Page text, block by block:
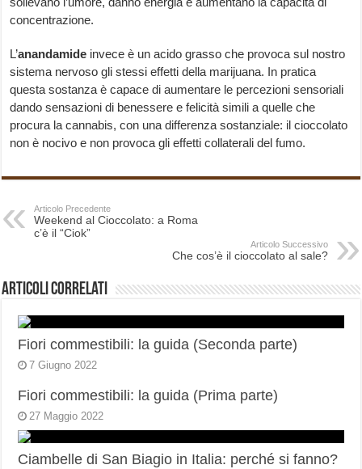
concentrazione.
L’anandamide invece è un acido grasso che provoca sul nostro
sistema nervoso gli stessi effetti della marijuana. In pratica
questa sostanza è capace di aumentare le percezioni sensoriali
dando sensazioni di benessere e felicità simili a quelle che
procura la cannabis, con una differenza sostanziale: il cioccolato
non è nocivo e non provoca gli effetti collaterali del fumo.
Articolo Precedente
Weekend al Cioccolato: a Roma
c’è il “Ciok”
Articolo Successivo
Che cos’è il cioccolato al sale?
Articoli correlati
Fiori commestibili: la guida (Seconda parte)
7 Giugno 2022
Fiori commestibili: la guida (Prima parte)
27 Maggio 2022
Ciambelle di San Biagio in Italia: perché si fanno?